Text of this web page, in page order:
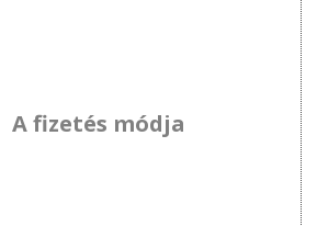
A fizetés módja